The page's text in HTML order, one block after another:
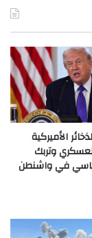
الأميركية
وتربك
في واشنطن